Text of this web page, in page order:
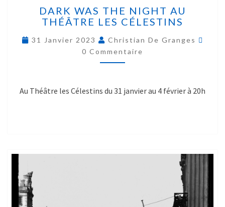
DARK WAS THE NIGHT AU
THÉÂTRE LES CÉLESTINS
31 Janvier 2023
Christian De Granges
0 Commentaire
Au Théâtre les Célestins du 31 janvier au 4 février à 20h